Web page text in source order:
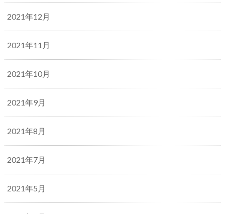
2021年12月
2021年11月
2021年10月
2021年9月
2021年8月
2021年7月
2021年5月